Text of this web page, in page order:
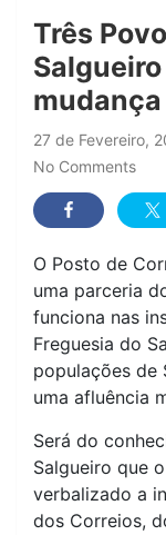
Três
27 de Fevereiro,
No Comments
O Posto de
uma parceria
funciona nas
Freguesia do
populações de
uma afluência
Será do
Salgueiro que
verbalizado a
dos Correios,